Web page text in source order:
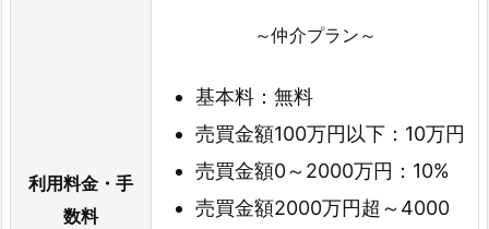
利用料金・手
数料
～仲介プラン～
基本料：無料
売買金額100万円以下：10万円
売買金額0～2000万円：10%
売買金額2000万円超～4000